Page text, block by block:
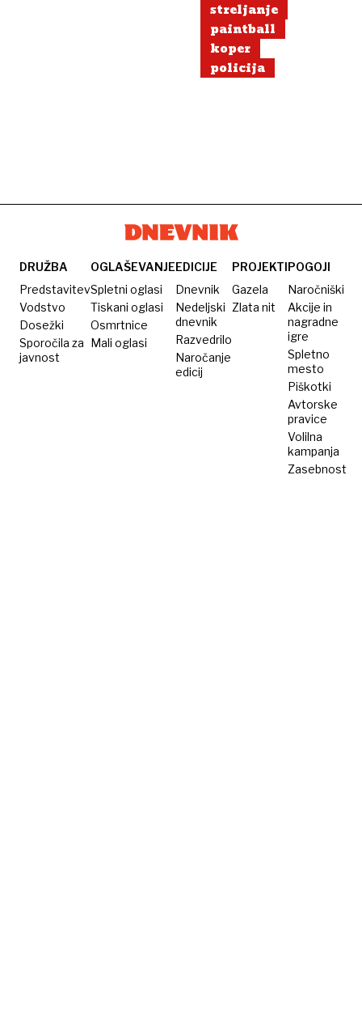
streljanje
paintball
koper
policija
DRUŽBA
Predstavitev
Vodstvo
Dosežki
Sporočila za
javnost
OGLAŠEVANJE
Spletni oglasi
Tiskani oglasi
Osmrtnice
Mali oglasi
EDICIJE
Dnevnik
Nedeljski
dnevnik
Razvedrilo
Naročanje
edicij
PROJEKTI
Gazela
Zlata nit
POGOJI
Naročniški
Akcije in
nagradne
igre
Spletno
mesto
Piškotki
Avtorske
pravice
Volilna
kampanja
Zasebnost